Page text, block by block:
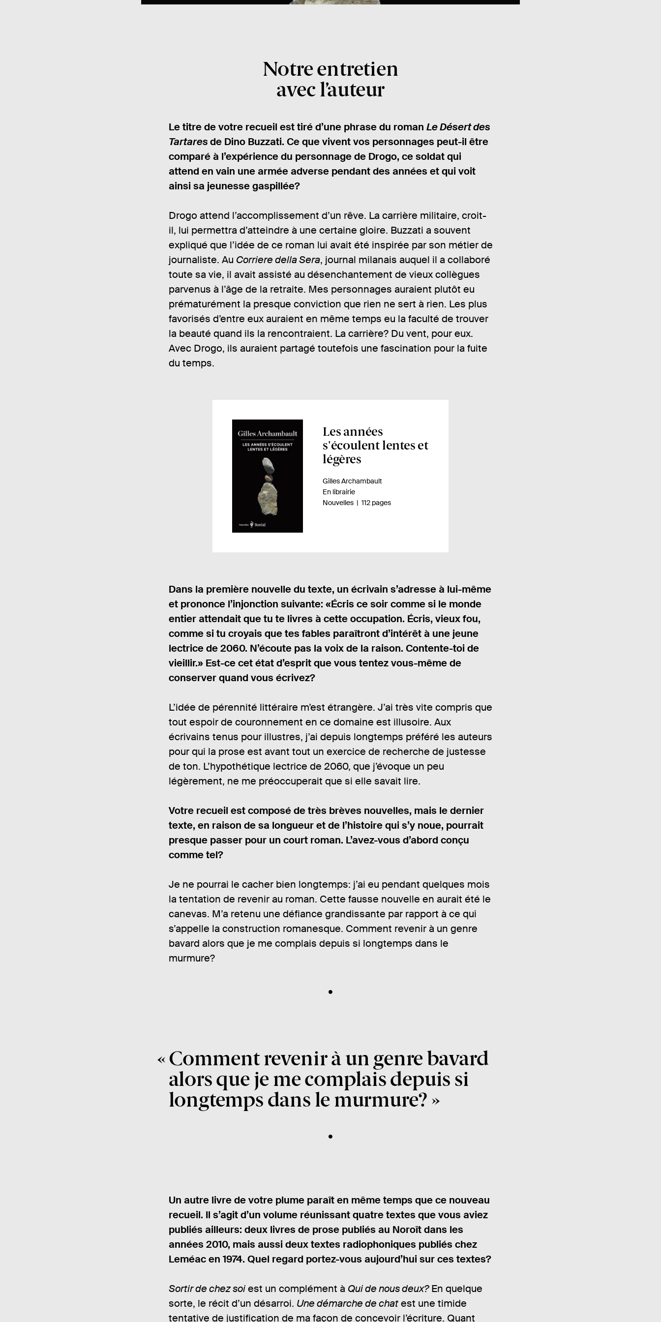
Notre entretien
avec l’auteur
Le titre de votre recueil est tiré d’une phrase du roman Le Désert des
Tartaresde Dino Buzzati. Ce que vivent vos personnages peut-il être
comparé à l’expérience du personnage de Drogo, ce soldat qui
attend en vain une armée adverse pendant des années et qui voit
ainsi sa jeunesse gaspillée?
Drogo attend l’accomplissement d’un rêve. La carrière militaire, croit-
il, lui permettra d’atteindre à une certaine gloire. Buzzati a souvent
expliqué que l’idée de ce roman lui avait été inspirée par son métier de
journaliste. Au Corriere della Sera, journal milanais auquel il a collaboré
toute sa vie, il avait assisté au désenchantement de vieux collègues
parvenus à l’âge de la retraite. Mes personnages auraient plutôt eu
prématurément la presque conviction que rien ne sert à rien. Les plus
favorisés d’entre eux auraient en même temps eu la faculté de trouver
la beauté quand ils la rencontraient. La carrière? Du vent, pour eux.
Avec Drogo, ils auraient partagé toutefois une fascination pour la fuite
du temps.
A
p
e
ç
u
r
e
:
Les années
s'écoulent lentes et
légères
A
u
t
Gilles Archambault
D
i
l
é
En librairie
n
p
g
e
s
Nouvelles- 112 pages
Dans la première nouvelle du texte, un écrivain s’adresse à lui-même
et prononce l’injonction suivante: «Écris ce soir comme si le monde
entier attendait que tu te livres à cette occupation. Écris, vieux fou,
comme si tu croyais que tes fables paraîtront d’intérêt à une jeune
lectrice de 2060. N’écoute pas la voix de la raison. Contente-toi de
vieillir.» Est-ce cet état d’esprit que vous tentez vous-même de
conserver quand vous écrivez?
L’idée de pérennité littéraire m’est étrangère. J’ai très vite compris que
tout espoir de couronnement en ce domaine est illusoire. Aux
écrivains tenus pour illustres, j’ai depuis longtemps préféré les auteurs
pour qui la prose est avant tout un exercice de recherche de justesse
de ton. L’hypothétique lectrice de 2060, que j’évoque un peu
légèrement, ne me préoccuperait que si elle savait lire.
Votre recueil est composé de très brèves nouvelles, mais le dernier
texte, en raison de sa longueur et de l’histoire qui s’y noue, pourrait
presque passer pour un court roman. L’avez-vous d’abord conçu
comme tel?
Je ne pourrai le cacher bien longtemps: j’ai eu pendant quelques mois
la tentation de revenir au roman. Cette fausse nouvelle en aurait été le
canevas. M’a retenu une défiance grandissante par rapport à ce qui
s’appelle la construction romanesque. Comment revenir à un genre
bavard alors que je me complais depuis si longtemps dans le
murmure?
Comment revenir à un genre bavard
alors que je me complais depuis si
longtemps dans le murmure?
Un autre livre de votre plume paraît en même temps que ce nouveau
recueil. Il s’agit d’un volume réunissant quatre textes que vous aviez
publiés ailleurs: deux livres de prose publiés au Noroît dans les
années 2010, mais aussi deux textes radiophoniques publiés chez
Leméac en 1974. Quel regard portez-vous aujourd’hui sur ces textes?
Sortir de chez soiest un complément à Qui de nous deux?En quelque
sorte, le récit d’un désarroi. Une démarche de chatest une timide
tentative de justification de ma façon de concevoir l’écriture. Quant